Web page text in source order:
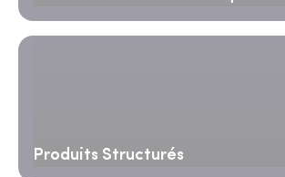
Produits Structurés